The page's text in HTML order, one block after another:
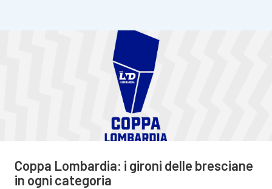
Coppa Lombardia: i gironi delle bresciane
in ogni categoria